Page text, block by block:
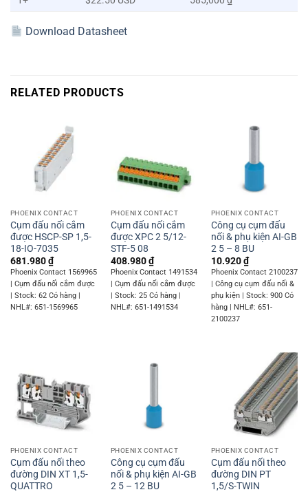
Download Datasheet
RELATED PRODUCTS
PHOENIX CONTACT
Cụm đấu nối cắm
được HSCP-SP 1,5-
18-IO-7035
681.980₫
Phoenix Contact 1569965
| Cụm đấu nối cắm được
| Stock: 62 Có hàng |
NHL#: 651-1569965
PHOENIX CONTACT
Cụm đấu nối cắm
được XPC 2 5/12-
STF-5 08
408.980₫
Phoenix Contact 1491534
| Cụm đấu nối cắm được
| Stock: 25 Có hàng |
NHL#: 651-1491534
PHOENIX CONTACT
Công cụ cụm đấu
nối & phụ kiện AI-GB
2 5 – 8 BU
10.920₫
Phoenix Contact 2100237
| Công cụ cụm đấu nối &
phụ kiện | Stock: 900 Có
hàng | NHL#: 651-
2100237
PHOENIX CONTACT
Cụm đấu nối theo
đường DIN XT 1,5-
QUATTRO
PHOENIX CONTACT
Công cụ cụm đấu
nối & phụ kiện AI-GB
2 5 – 12 BU
PHOENIX CONTACT
Cụm đấu nối theo
đường DIN PT
1,5/S-TWIN